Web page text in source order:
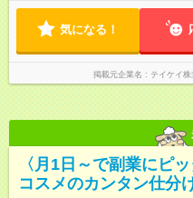
気になる！
掲載元企業名 テイケイ
〈月1日～で副業にピ
コスメのカンタン仕分